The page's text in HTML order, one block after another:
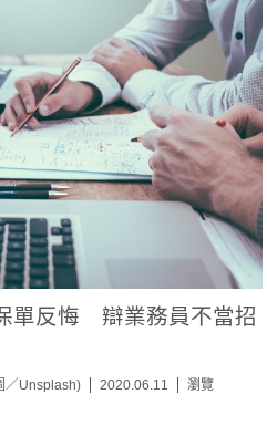
單反悔 辯業務員不當招
／Unsplash) 2020.06.11
瀏覽